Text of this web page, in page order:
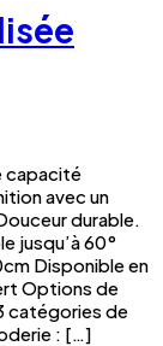
capacité
avec un
durable.
jusqu’à 60°
Disponible en
Options de
catégories de
: […]